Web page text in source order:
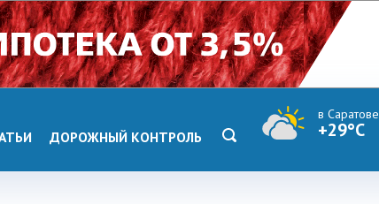
ДОРОЖНЫЙ КОНТРОЛЬ
в Саратове
+29°C